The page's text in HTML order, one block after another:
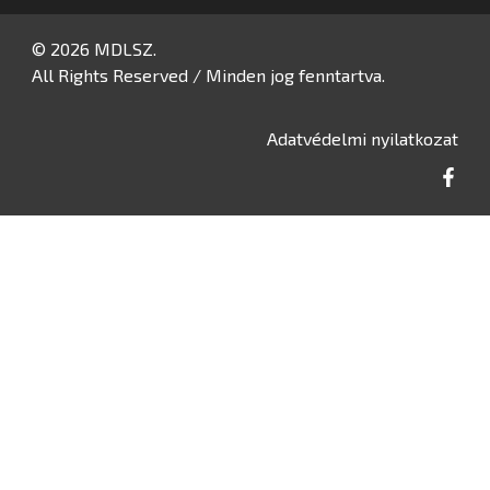
© 2026 MDLSZ.
All Rights Reserved / Minden jog fenntartva.
Adatvédelmi nyilatkozat